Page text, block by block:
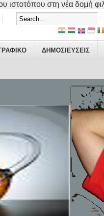
ιστοτόπου στη νέα δομή
ΔΗΜΟΣΙΕΥΣΕΙΣ